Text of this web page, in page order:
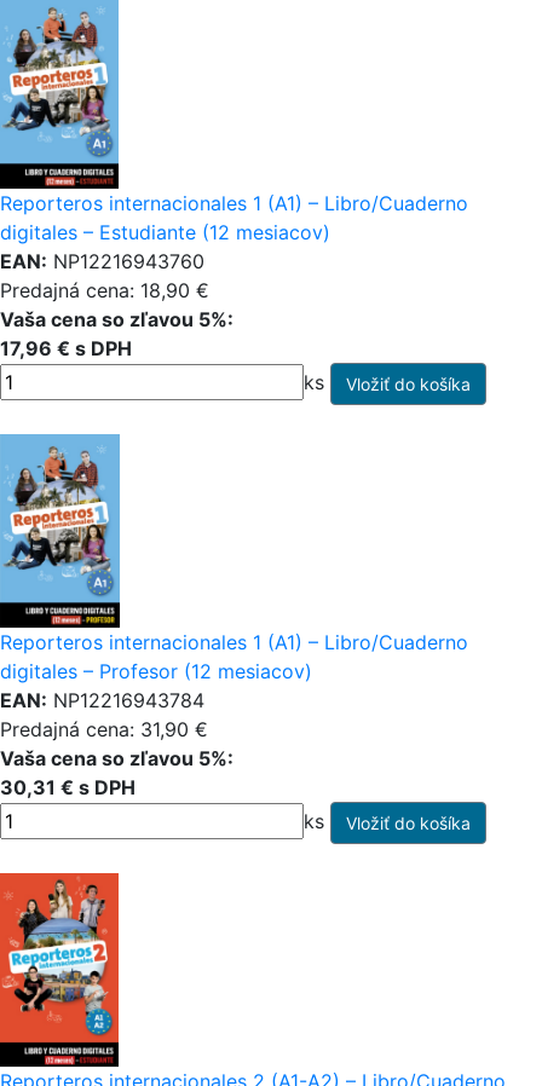
Reporteros internacionales 1 (A1) – Libro/Cuaderno
digitales – Estudiante (12 mesiacov)
EAN: NP12216943760
Predajná cena: 18,90 €
Vaša cena so zľavou 5%:
17,96 € s DPH
ks
Reporteros internacionales 1 (A1) – Libro/Cuaderno
digitales – Profesor (12 mesiacov)
EAN: NP12216943784
Predajná cena: 31,90 €
Vaša cena so zľavou 5%:
30,31 € s DPH
ks
Reporteros internacionales 2 (A1-A2) – Libro/Cuaderno